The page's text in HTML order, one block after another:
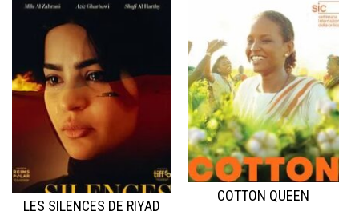
LES SILENCES DE RIYAD
COTTON QUEEN